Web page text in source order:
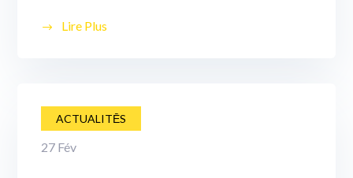
Lire Plus
ACTUALITĒS
27 Fév